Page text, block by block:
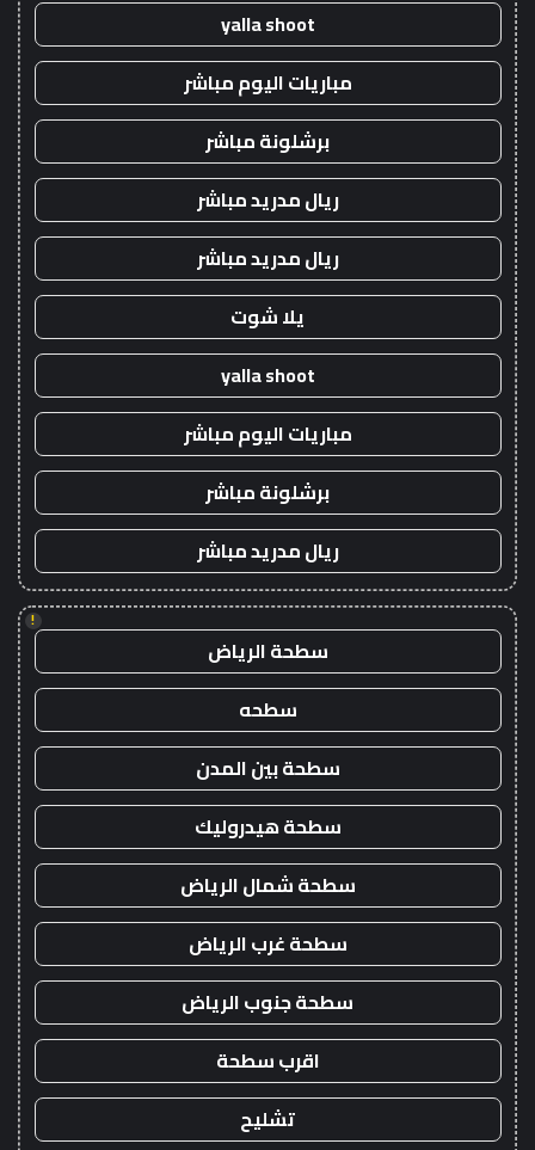
yalla shoot
مباريات اليوم مباشر
برشلونة مباشر
ريال مدريد مباشر
ريال مدريد مباشر
يلا شوت
yalla shoot
مباريات اليوم مباشر
برشلونة مباشر
ريال مدريد مباشر
!
سطحة الرياض
سطحه
سطحة بين المدن
سطحة هيدروليك
سطحة شمال الرياض
سطحة غرب الرياض
سطحة جنوب الرياض
اقرب سطحة
تشليح